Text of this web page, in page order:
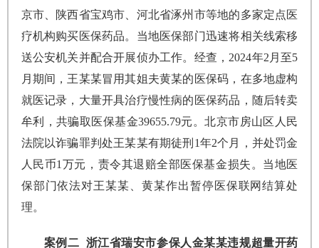
京市、陕西省宝鸡市、河北省涿州市等地的多家定点医
疗机构购买医保药品。当地医保部门迅速将相关线索移
送公安机关并配合开展侦办工作。经查，2024年2月至5
月期间，王某某冒用其姐夫黄某的医保码，在多地虚构
就医记录，大量开具治疗慢性病的医保药品，随后转卖
牟利，共骗取医保基金39655.79元。北京市房山区人民
法院以诈骗罪判处王某某有期徒刑1年2个月，并处罚金
人民币1万元，责令其退赔全部医保基金损失。当地医
保部门依法对王某某、黄某作出暂停医保联网结算处
理。
案例二 浙江省瑞安市参保人金某某违规超量开药